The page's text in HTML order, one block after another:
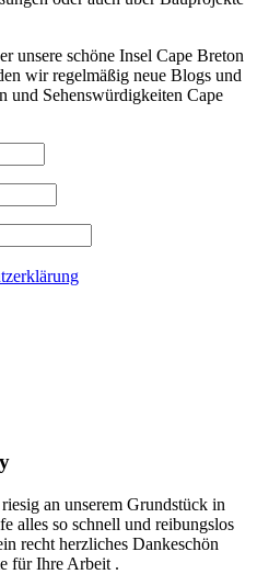
unsere schöne Insel Cape Breton
wir regelmäßig neue Blogs und
und Sehenswürdigkeiten Cape
an unserem Grundstück in
alles so schnell und reibungslos
recht herzliches Dankeschön
für Ihre Arbeit .